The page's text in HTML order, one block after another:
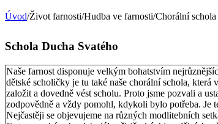
Úvod/Život farnosti/Hudba ve farnosti/Chorální schola
Schola Ducha Svatého
Naše farnost disponuje velkým bohatstvím
dětské scholičky je tu také naše chorální schola,
založit a dovedně vést scholu. Proto jsme pozvali a
zodpovědně a vždy pomohl, kdykoli bylo potřeba. Je
Nejčastěji se objevujeme na různých modlitebních